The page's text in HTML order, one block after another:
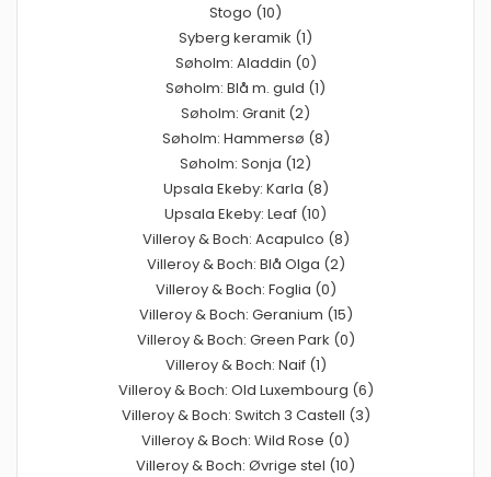
Stogo (10)
Syberg keramik (1)
Søholm: Aladdin (0)
Søholm: Blå m. guld (1)
Søholm: Granit (2)
Søholm: Hammersø (8)
Søholm: Sonja (12)
Upsala Ekeby: Karla (8)
Upsala Ekeby: Leaf (10)
Villeroy & Boch: Acapulco (8)
Villeroy & Boch: Blå Olga (2)
Villeroy & Boch: Foglia (0)
Villeroy & Boch: Geranium (15)
Villeroy & Boch: Green Park (0)
Villeroy & Boch: Naif (1)
Villeroy & Boch: Old Luxembourg (6)
Villeroy & Boch: Switch 3 Castell (3)
Villeroy & Boch: Wild Rose (0)
Villeroy & Boch: Øvrige stel (10)